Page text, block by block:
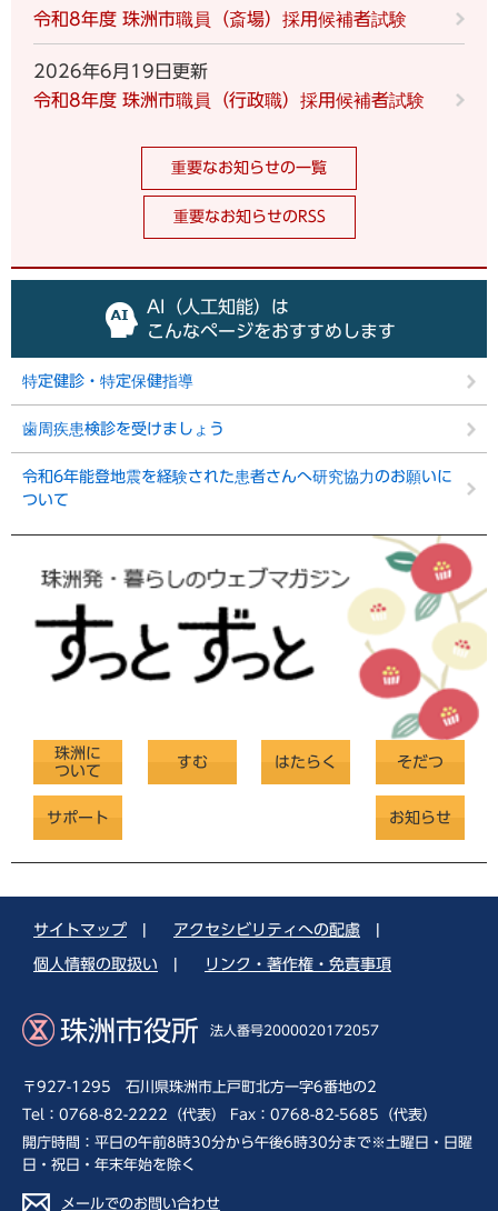
令和8年度 珠洲市職員（斎場）採用候補者試験
2026年6月19日更新
令和8年度 珠洲市職員（行政職）採用候補者試験
重要なお知らせの一覧
重要なお知らせのRSS
AI（人工知能）は
こんなページをおすすめします
特定健診・特定保健指導
歯周疾患検診を受けましょう
令和6年能登地震を経験された患者さんへ研究協力のお願いに
ついて
珠洲に
ついて
すむ はたらく そだつ
サポート お知らせ
サイトマップ アクセシビリティへの配慮
個人情報の取扱い リンク・著作権・免責事項
珠洲市役所 法人番号2000020172057
〒927-1295 石川県珠洲市上戸町北方一字6番地の2
Tel：0768-82-2222（代表） Fax：0768-82-5685（代表）
開庁時間：平日の午前8時30分から午後6時30分まで※土曜日・日曜
日・祝日・年末年始を除く
メールでのお問い合わせ